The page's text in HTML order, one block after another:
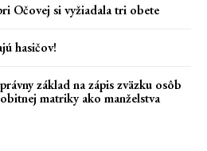
Očovej si vyžiadala tri obete
hasičov!
základ na zápis zväzku osôb
matriky ako manželstva